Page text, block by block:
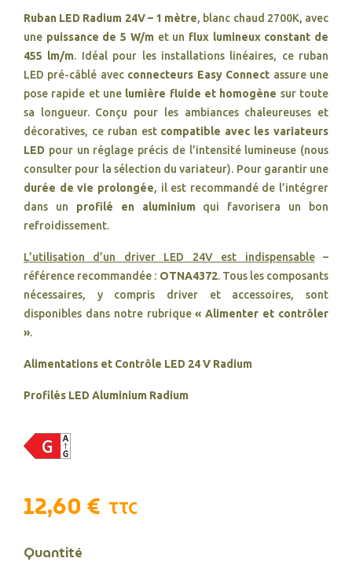
Ruban LED Radium 24V – 1 mètre, blanc chaud 2700K, avec
une puissance de 5 W/met un flux lumineux constant de
455 lm/m. Idéal pour les installations linéaires, ce ruban
LED pré-câblé avec connecteurs Easy Connect assure une
pose rapide et une lumière fluide et homogène sur toute
sa longueur. Conçu pour les ambiances chaleureuses et
décoratives, ce ruban est compatible avec les variateurs
LED pour un réglage précis de l’intensité lumineuse (nous
consulter pour la sélection du variateur). Pour garantir une
durée de vie prolongée, il est recommandé de l’intégrer
dans un profilé en aluminiumqui favorisera un bon
refroidissement.
L’utilisation d’un driver LED 24V est indispensable–
référence recommandée : OTNA4372. Tous les composants
nécessaires, y compris driver et accessoires, sont
disponibles dans notre rubrique« Alimenter et contrôler
».
Alimentations et Contrôle LED 24 V Radium
Profilés LED Aluminium Radium
12,60 € TTC
Quantité